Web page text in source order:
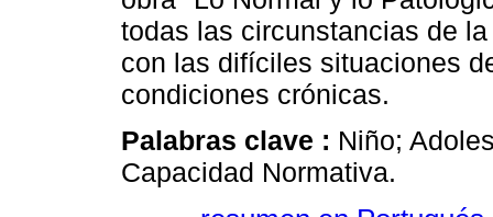
todas las circunstancias de
con las difíciles situaciones
condiciones crónicas.
Palabras clave : Niño;
Capacidad Normativa.